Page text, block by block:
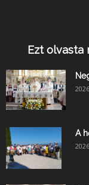
Ezt olvasta
A